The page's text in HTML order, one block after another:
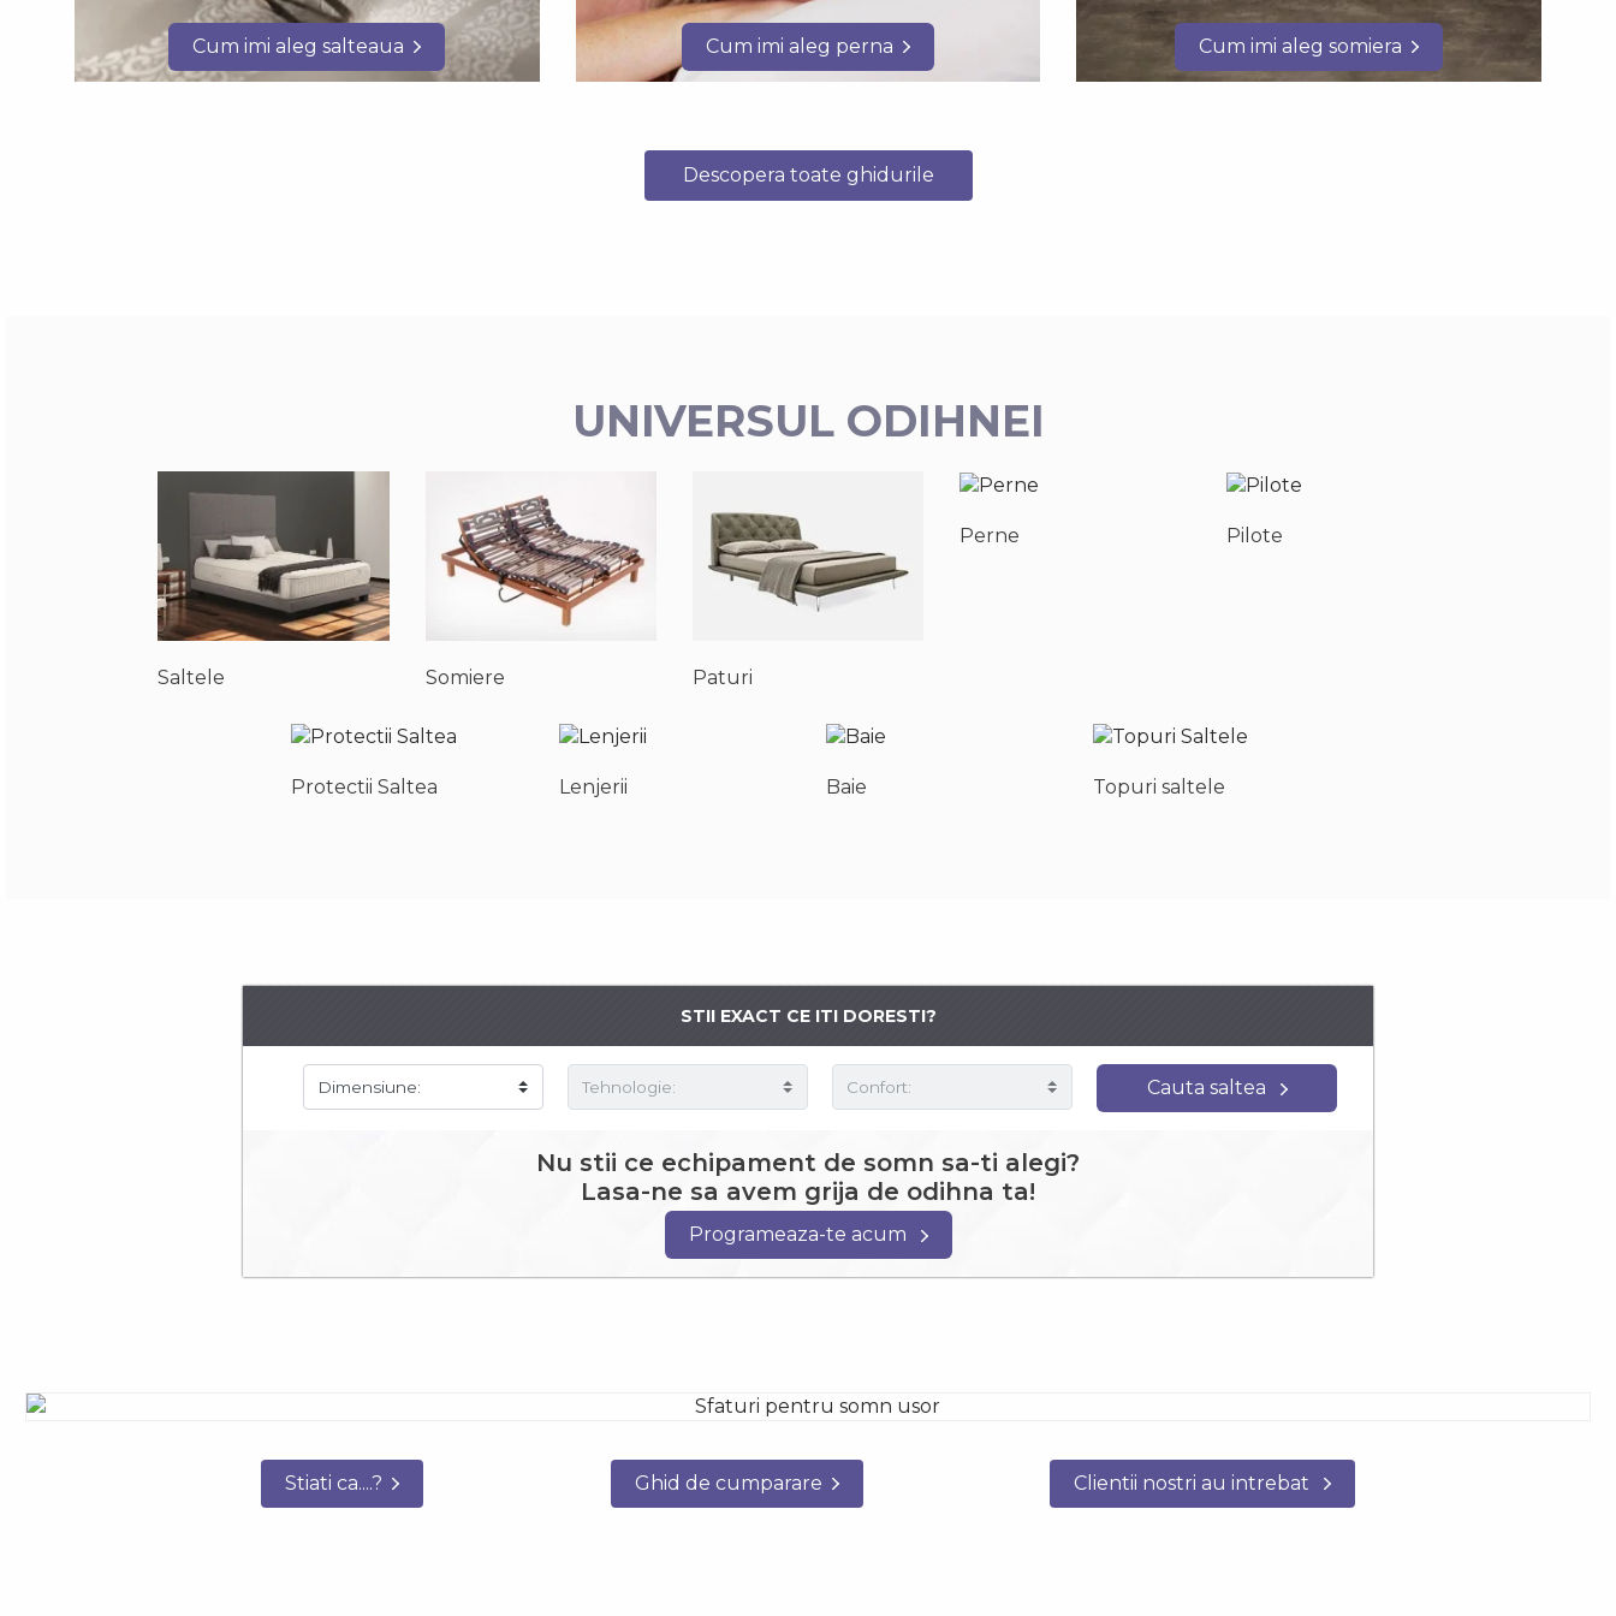
Cum imi aleg salteaua Cum imi aleg perna Cum imi aleg somiera
Descopera toate ghidurile
UNIVERSUL ODIHNEI
Saltele Somiere Paturi
Perne Pilote
Protectii Saltea Lenjerii Baie Topuri saltele
STII EXACT CE ITI DORESTI?
Nu stii ce echipament de somn sa-ti alegi?
Lasa-ne sa avem grija de odihna ta!
Stiati ca....? Ghid de cumparare Clientii nostri au intrebat